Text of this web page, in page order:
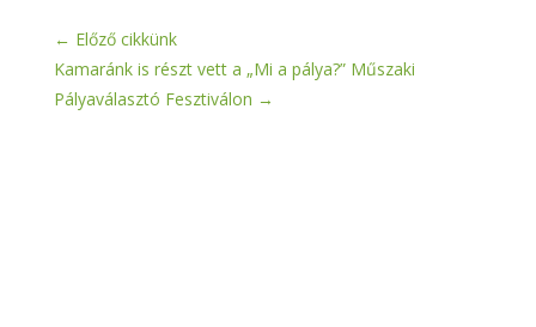
← Előző cikkünk
Kamaránk is részt vett a „Mi a pálya?” Műszaki
Pályaválasztó Fesztiválon →